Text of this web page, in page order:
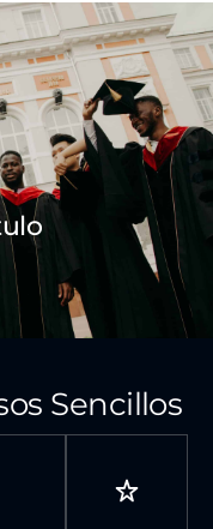
Sencillos